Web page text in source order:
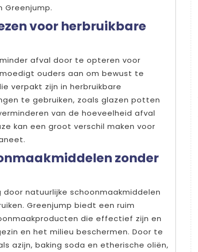
Greenjump.
voor herbruikbare
afval door te opteren voor
ouders aan om bewust te
verpakt zijn in herbruikbare
te gebruiken, zoals glazen potten
van de hoeveelheid afval
kan een groot verschil maken voor
zonder
natuurlijke schoonmaakmiddelen
Greenjump biedt een ruim
die effectief zijn en
en het milieu beschermen. Door te
azijn, baking soda en etherische oliën,